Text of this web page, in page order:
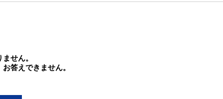
せん。
答えできません。